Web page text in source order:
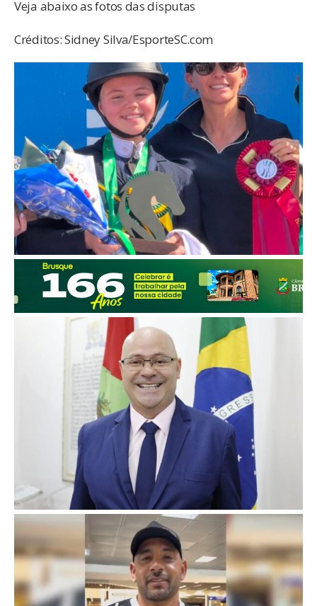
Veja abaixo as fotos das disputas
Créditos: Sidney Silva/EsporteSC.com